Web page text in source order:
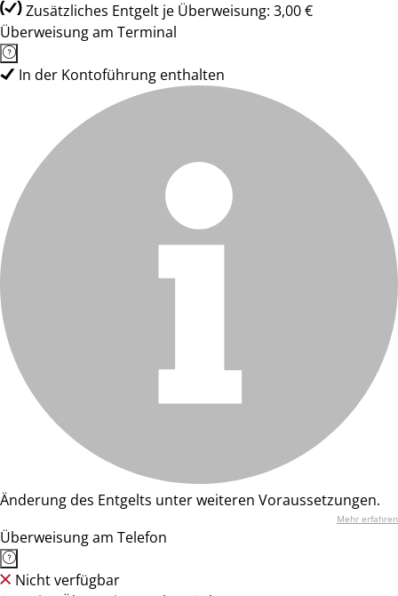
Zusätzliches Entgelt je Überweisung: 3,00 €
Überweisung am Terminal
In der Kontoführung enthalten
Änderung des Entgelts unter weiteren Voraussetzungen.
Mehr erfahren
Überweisung am Telefon
Nicht verfügbar